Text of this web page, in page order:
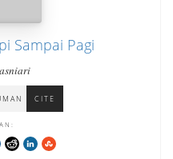
Sampai Pagi
CITE